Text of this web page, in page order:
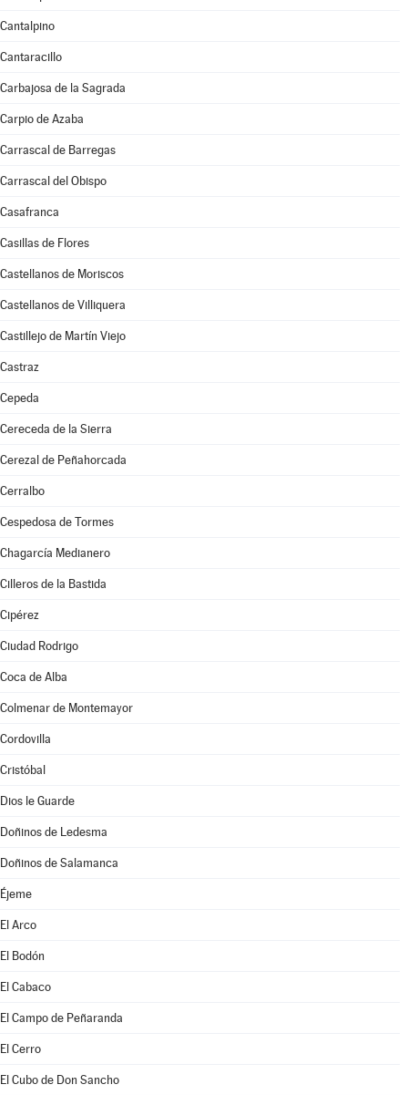
Cantalpino
Cantaracillo
Carbajosa de la Sagrada
Carpio de Azaba
Carrascal de Barregas
Carrascal del Obispo
Casafranca
Casillas de Flores
Castellanos de Moriscos
Castellanos de Villiquera
Castillejo de Martín Viejo
Castraz
Cepeda
Cereceda de la Sierra
Cerezal de Peñahorcada
Cerralbo
Cespedosa de Tormes
Chagarcía Medianero
Cilleros de la Bastida
Cipérez
Ciudad Rodrigo
Coca de Alba
Colmenar de Montemayor
Cordovilla
Cristóbal
Dios le Guarde
Doñinos de Ledesma
Doñinos de Salamanca
Éjeme
El Arco
El Bodón
El Cabaco
El Campo de Peñaranda
El Cerro
El Cubo de Don Sancho